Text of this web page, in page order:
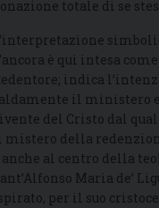
totale di se
è qui intesa
indica
il ministero
del Cristo dal
mistero della
anche al centro della
Maria de’
per il suo